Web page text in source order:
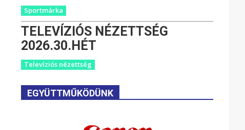
Sportmárka
TELEVÍZIÓS NÉZETTSÉG
2026.30.HÉT
Televíziós nézettség
EGYÜTTMŰKÖDÜNK